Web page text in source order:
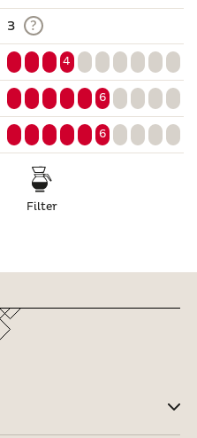
3 ?
4
6
6
Filter